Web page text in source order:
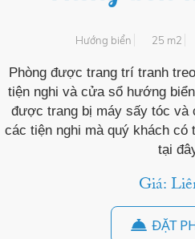
Hướng biển 25 m2
Phòng được trang trí tranh
tiện nghi và cửa sổ hướng
được trang bị máy sấy tóc và
các tiện nghi mà quý khách có
tại
Giá:
ĐẶT